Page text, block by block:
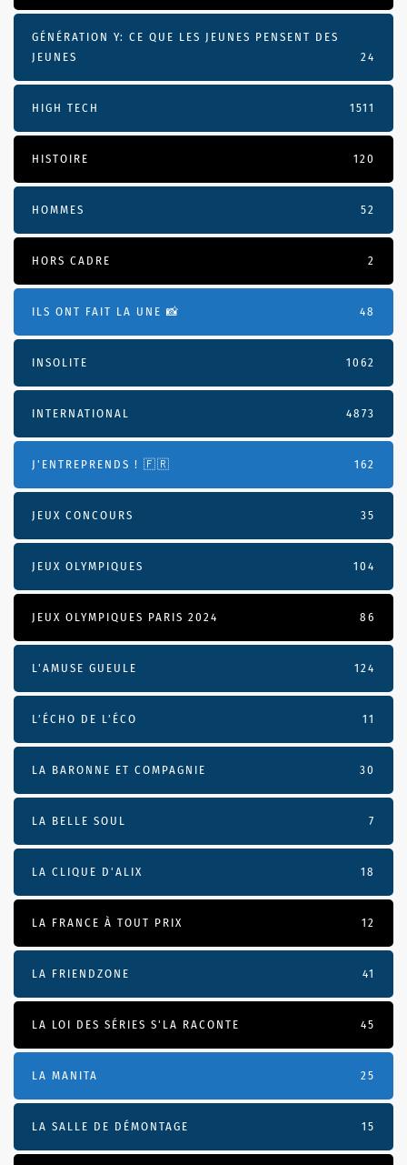
GÉNÉRATION Y: CE QUE LES JEUNES PENSENT DES
JEUNES
24
HIGH TECH 1511
HISTOIRE 120
HOMMES 52
HORS CADRE 2
ILS ONT FAIT LA UNE 📸 48
INSOLITE 1062
INTERNATIONAL 4873
J'ENTREPRENDS ! 🇫🇷 162
JEUX CONCOURS 35
JEUX OLYMPIQUES 104
JEUX OLYMPIQUES PARIS 2024 86
L'AMUSE GUEULE 124
L’ÉCHO DE L’ÉCO 11
LA BARONNE ET COMPAGNIE 30
LA BELLE SOUL 7
LA CLIQUE D'ALIX 18
LA FRANCE À TOUT PRIX 12
LA FRIENDZONE 41
LA LOI DES SÉRIES S'LA RACONTE 45
LA MANITA 25
LA SALLE DE DÉMONTAGE 15